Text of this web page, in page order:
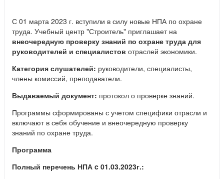
С 01 марта 2023 г. вступили в силу новые НПА по охране
труда. Учебный центр "Строитель" приглашает на
внеочередную проверку знаний по охране труда для
руководителей и специалистов отраслей экономики.
Категория слушателей: руководители, специалисты,
члены комиссий, преподаватели.
Выдаваемый документ: протокол о проверке знаний.
Программы сформированы с учетом специфики отрасли и
включают в себя обучение и внеочередную проверку
знаний по охране труда.
Программа
Полный перечень НПА c 01.03.2023г.: